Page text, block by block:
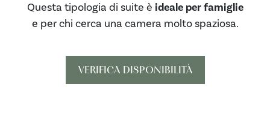
Questa tipologia di suite è ideale per famiglie
e per chi cerca una camera molto spaziosa.
VERIFICA DISPONIBILITÀ